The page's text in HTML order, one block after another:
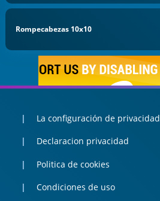
Rompecabezas 10x10
La configuración de privacidad
Declaracion privacidad
Politica de cookies
Condiciones de uso